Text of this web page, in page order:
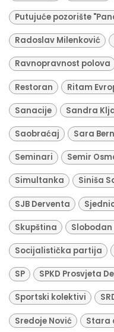
Putujuće pozorište
Radoslav Milenković
Ravnopravnost polova
Restoran Ritam
Sanacije Sandra
Saobraćaj Sara
Seminari Semir
Simultanka Siniša
SJB Derventa
Skupština
Socijalistička partija
SP SPKD Prosvjeta
Sportski kolektivi
Sredoje Nović Stara